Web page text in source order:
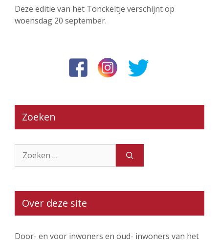
Deze editie van het Tonckeltje verschijnt op
woensdag 20 september.
Zoeken
naar:
Over deze site
Door- en voor inwoners en oud- inwoners van het